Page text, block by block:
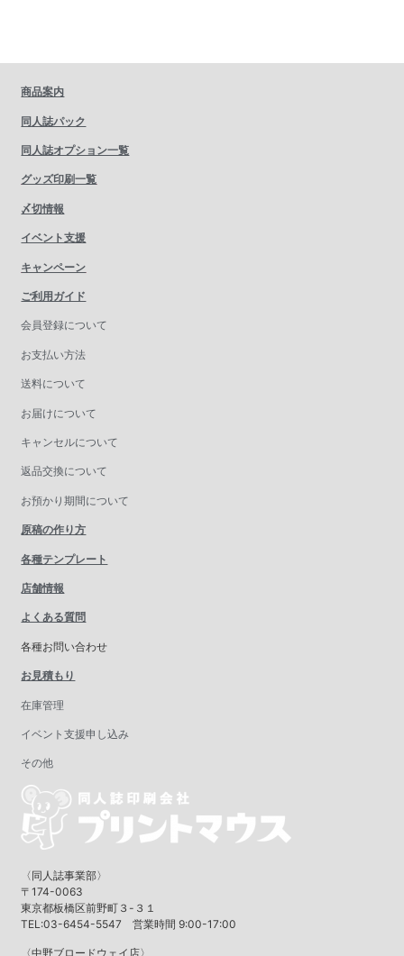
商品案内
同人誌パック
同人誌オプション一覧
グッズ印刷一覧
〆切情報
イベント支援
キャンペーン
ご利用ガイド
会員登録について
お支払い方法
送料について
お届けについて
キャンセルについて
返品交換について
お預かり期間について
原稿の作り方
各種テンプレート
店舗情報
よくある質問
各種お問い合わせ
お見積もり
在庫管理
イベント支援申し込み
その他
〈同人誌事業部〉
〒174-0063
東京都板橋区前野町３-３１
TEL:03-6454-5547 営業時間 9:00-17:00
〈中野ブロードウェイ店〉